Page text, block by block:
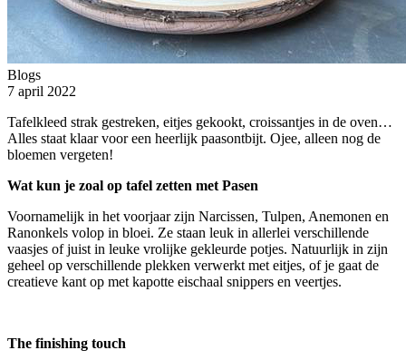
Blogs
7 april 2022
Tafelkleed strak gestreken, eitjes gekookt, croissantjes in de oven…
Alles staat klaar voor een heerlijk paasontbijt. Ojee, alleen nog de
bloemen vergeten!
Wat kun je zoal op tafel zetten met Pasen
Voornamelijk in het voorjaar zijn Narcissen, Tulpen, Anemonen en
Ranonkels volop in bloei. Ze staan leuk in allerlei verschillende
vaasjes of juist in leuke vrolijke gekleurde potjes. Natuurlijk in zijn
geheel op verschillende plekken verwerkt met eitjes, of je gaat de
creatieve kant op met kapotte eischaal snippers en veertjes.
The finishing touch